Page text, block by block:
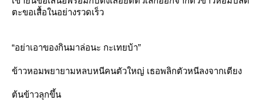
ตะขอเสื้อในอย่างรวดเร็ว
“อย่าเอาของกินมาล่อนะ กะเทยบ้า”
ข้าวหอมพยายามหลบหนีคนตัวใหญ่ เธอพลิกตัวหนีลงจากเตียง
ต้นข้าวลุกขึ้น